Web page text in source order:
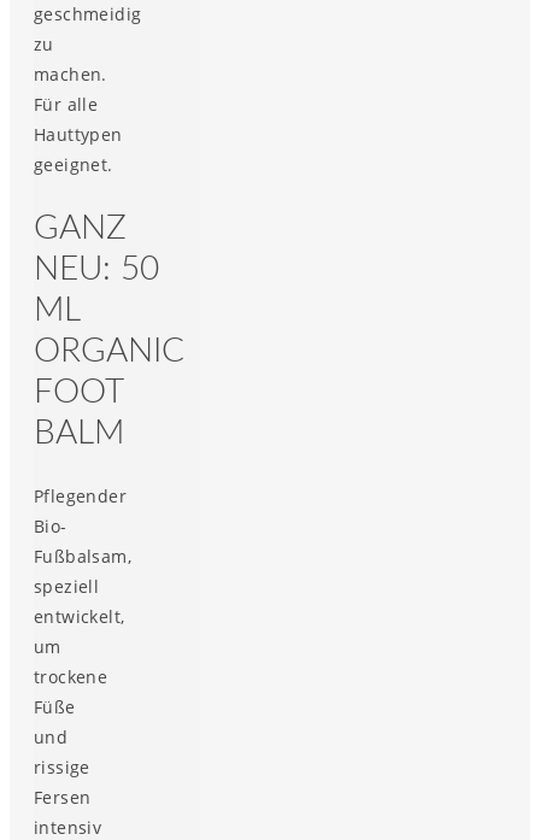
geschmeidig
zu
machen.
Für alle
Hauttypen
geeignet.
GANZ
NEU: 50
ML
ORGANIC
FOOT
BALM
Pflegender
Bio-
Fußbalsam,
speziell
entwickelt,
um
trockene
Füße
und
rissige
Fersen
intensiv